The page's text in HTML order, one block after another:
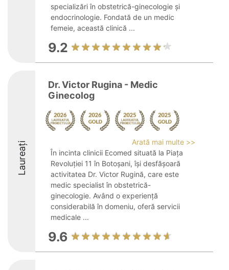
specializări în obstetrică-ginecologie și
endocrinologie. Fondată de un medic
femeie, această clinică ...
9.2
Laureați
Dr. Victor Rugina - Medic
Ginecolog
Arată mai multe >>
În incinta clinicii Ecomed situată la Piața
Revoluției 11 în Botoșani, își desfășoară
activitatea Dr. Victor Rugină, care este
medic specialist în obstetrică-
ginecologie. Având o experiență
considerabilă în domeniu, oferă servicii
medicale ...
9.6